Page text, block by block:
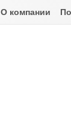
О компании